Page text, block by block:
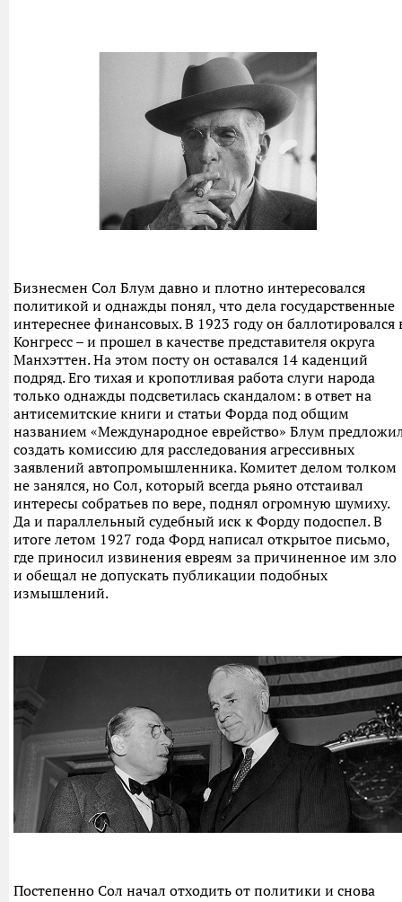
Бизнесмен Сол Блум давно и плотно интересовался
политикой и однажды понял, что дела государственные
интереснее финансовых. В 1923 году он баллотировался
Конгресс – и прошел в качестве представителя округа
Манхэттен. На этом посту он оставался 14 каденций
подряд. Его тихая и кропотливая работа слуги народа
только однажды подсветилась скандалом: в ответ на
антисемитские книги и статьи Форда под общим
названием «Международное еврейство» Блум
создать комиссию для расследования агрессивных
заявлений автопромышленника. Комитет делом толком
не занялся, но Сол, который всегда рьяно отстаивал
интересы собратьев по вере, поднял огромную шумиху.
Да и параллельный судебный иск к Форду подоспел. В
итоге летом 1927 года Форд написал открытое письмо,
где приносил извинения евреям за причиненное им зло
и обещал не допускать публикации подобных
измышлений.
Постепенно Сол начал отходить от политики и снова